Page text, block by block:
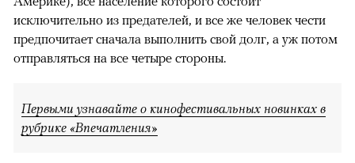
исключительно из предателей, и все же человек чести
предпочитает сначала выполнить свой долг, а уж потом
отправляться на все четыре стороны.
Первыми узнавайте о кинофестивальных новинках в
рубрике «Впечатления»